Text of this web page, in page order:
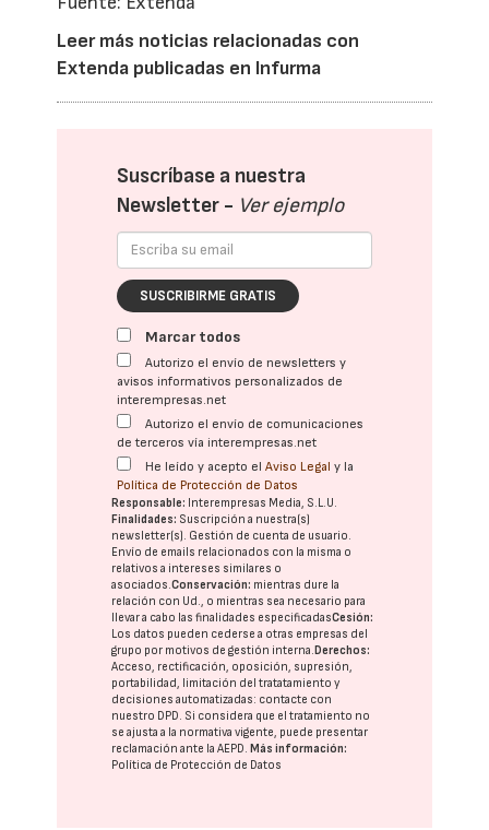
Leer más noticias relacionadas con
Extenda publicadas en Infurma
Suscríbase a nuestra
Newsletter - Ver ejemplo
SUSCRIBIRME GRATIS
Marcar todos
Autorizo el envío de newsletters y
avisos informativos personalizados de
interempresas.net
Autorizo el envío de comunicaciones
de terceros vía interempresas.net
He leído y acepto elAviso Legal y la
Política de Protección de Datos
Responsable: Interempresas Media, S.L.U.
Finalidades: Suscripción a nuestra(s)
newsletter(s). Gestión de cuenta de usuario.
Envío de emails relacionados con la misma o
relativos a intereses similares o
asociados.Conservación: mientras dure la
relación con Ud., o mientras sea necesario para
llevar a cabo las finalidades especificadasCesión:
Los datos pueden cederse a otras empresas del
grupo por motivos de gestión interna.Derechos:
Acceso, rectificación, oposición, supresión,
portabilidad, limitación del tratatamiento y
decisiones automatizadas: contacte con
nuestro DPD . Si considera que el tratamiento no
se ajusta a la normativa vigente, puede presentar
reclamación ante laAEPD .Más información:
Política de Protección de Datos